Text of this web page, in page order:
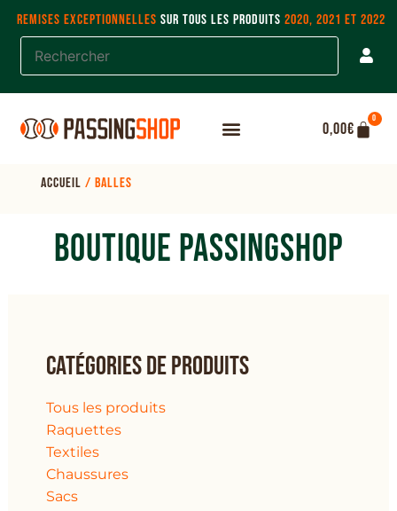
REMISES EXCEPTIONNELLES SUR TOUS LES PRODUITS 2020, 2021 ET 2022
0,00€
0
Accueil / Balles
BOUTIQUE PASSINGSHOP
Catégories de produits
Tous les produits
Raquettes
Textiles
Chaussures
Sacs